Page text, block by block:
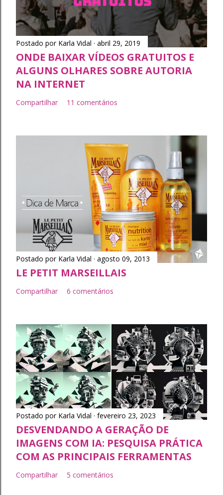
Postado por Karla Vidal abril 29, 2019
ONDE BAIXAR VÍDEOS GRATUITOS E
ALGUNS OLHARES SOBRE AUTORIA
NA INTERNET
Compartilhar 11 comentários
Postado por Karla Vidal agosto 09, 2013
LE PETIT MARSEILLAIS
Compartilhar 6 comentários
Postado por Karla Vidal fevereiro 23, 2023
DESVENDANDO A GERAÇÃO DE
IMAGENS COM IA: PESQUISA PRÁTICA
COM AS PRINCIPAIS FERRAMENTAS
Compartilhar 5 comentários